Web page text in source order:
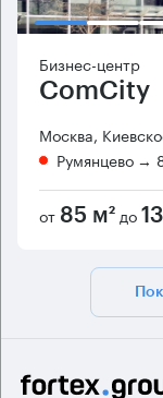
Бизнес-центр
ComCity
Москва,
Румянцево →
от 85 м² до